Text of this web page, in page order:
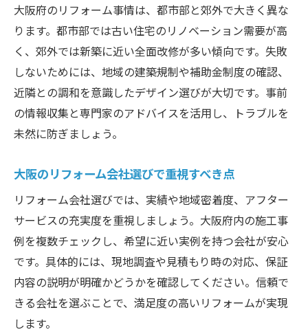
解説
リフォーム会社選びで比較すべきポイント
とは
関西エリアで注目のリフォーム会社ランキ
ング情報
大阪府のリフォーム会社最新トレンドを押
おしゃれなリフォームを実現する方法
大阪で叶えるおしゃれなリフォームの秘訣
デザイン性重視のリフォーム事例を徹底紹
介
おしゃれな内装リフォームで暮らしを一新
大阪のリフォームで人気のデザインアイデ
ア
大阪府のリフォーム事情は、都市部と郊外で大きく異な
ります。都市部では古い住宅のリノベーション需要が高
く、郊外では新築に近い全面改修が多い傾向です。失敗
しないためには、地域の建築規制や補助金制度の確認、
近隣との調和を意識したデザイン選びが大切です。事前
の情報収集と専門家のアドバイスを活用し、トラブルを
未然に防ぎましょう。
大阪のリフォーム会社選びで重視すべき点
リフォーム会社選びでは、実績や地域密着度、アフター
サービスの充実度を重視しましょう。大阪府内の施工事
例を複数チェックし、希望に近い実例を持つ会社が安心
です。具体的には、現地調査や見積もり時の対応、保証
内容の説明が明確かどうかを確認してください。信頼で
きる会社を選ぶことで、満足度の高いリフォームが実現
します。